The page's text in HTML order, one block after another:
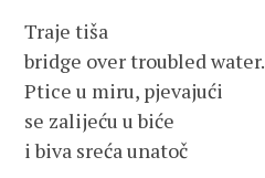
Traje tiša
bridge over troubled water.
Ptice u miru, pjevajući
se zalijeću u biće
i biva sreća unatoč